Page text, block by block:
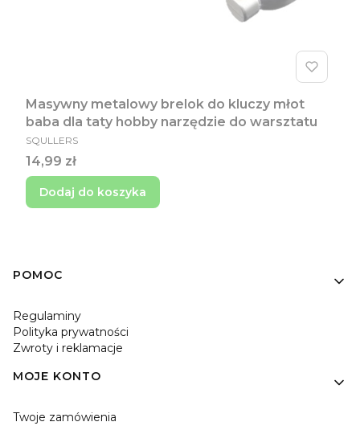
Masywny metalowy brelok do kluczy młot
baba dla taty hobby narzędzie do warsztatu
PRODUCENT
SQULLERS
Cena
14,99 zł
Dodaj do koszyka
Linki w stopce
POMOC
Regulaminy
Polityka prywatności
Zwroty i reklamacje
MOJE KONTO
Twoje zamówienia